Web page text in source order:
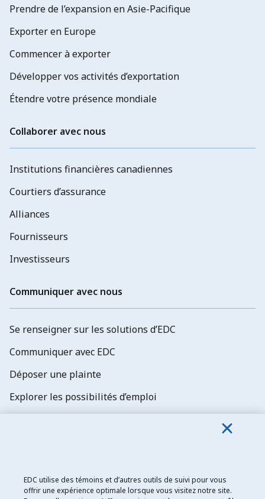
Prendre de l’expansion en Asie-Pacifique
Exporter en Europe
Commencer à exporter
Développer vos activités d’exportation
Étendre votre présence mondiale
Collaborer avec nous
Institutions financières canadiennes
Courtiers d’assurance
Alliances
Fournisseurs
Investisseurs
Communiquer avec nous
Se renseigner sur les solutions d’EDC
Communiquer avec EDC
Déposer une plainte
Explorer les possibilités d’emploi
EDC utilise des témoins et d’autres outils de suivi pour vous
offrir une expérience optimale lorsque vous visitez notre site.